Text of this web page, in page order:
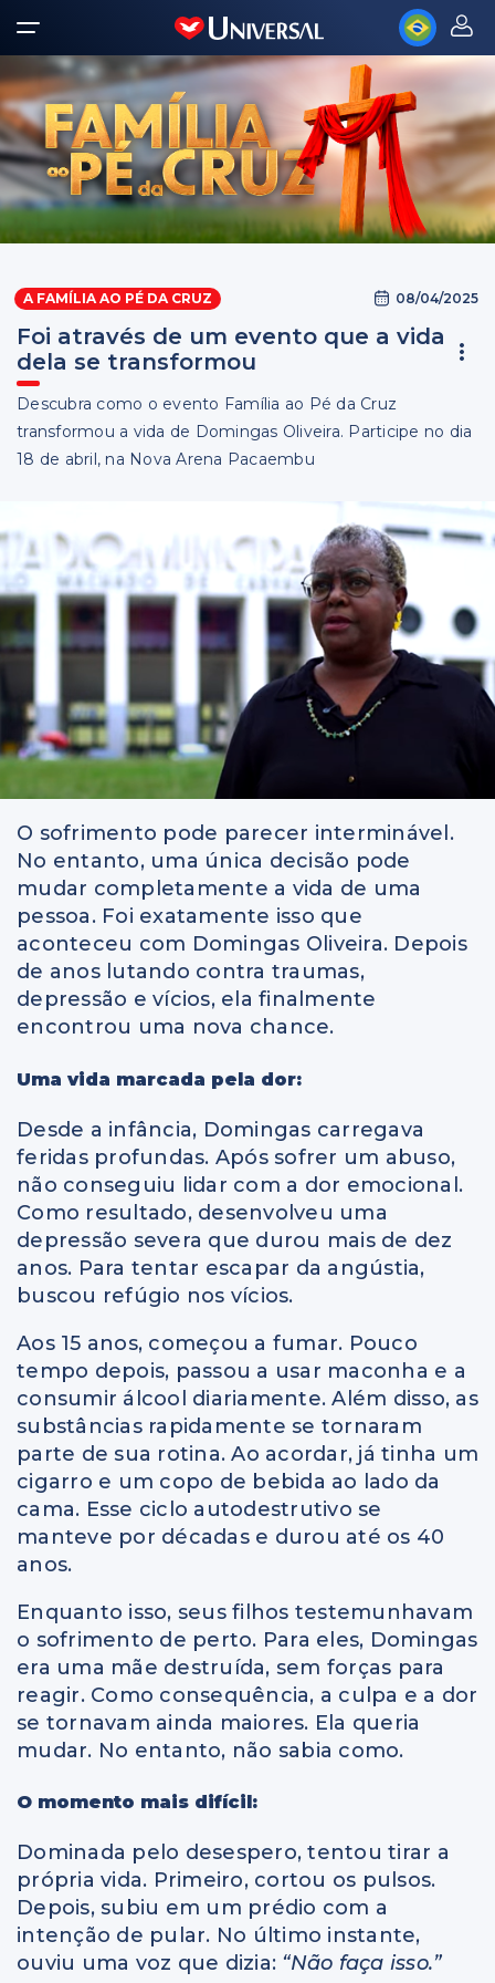
A FAMÍLIA AO PÉ DA CRUZ 08/04/2025
Foi através de um evento que a vida
dela se transformou
Descubra como o evento Família ao Pé da Cruz
transformou a vida de Domingas Oliveira. Participe no dia
18 de abril, na Nova Arena Pacaembu
O sofrimento pode parecer interminável.
No entanto, uma única decisão pode
mudar completamente a vida de uma
pessoa. Foi exatamente isso que
aconteceu com Domingas Oliveira. Depois
de anos lutando contra traumas,
depressão e vícios, ela finalmente
encontrou uma nova chance.
Uma vida marcada pela dor:
Desde a infância, Domingas carregava
feridas profundas. Após sofrer um abuso,
não conseguiu lidar com a dor emocional.
Como resultado, desenvolveu uma
depressão severa que durou mais de dez
anos. Para tentar escapar da angústia,
buscou refúgio nos vícios.
Aos 15 anos, começou a fumar. Pouco
tempo depois, passou a usar maconha e a
consumir álcool diariamente. Além disso, as
substâncias rapidamente se tornaram
parte de sua rotina. Ao acordar, já tinha um
cigarro e um copo de bebida ao lado da
cama. Esse ciclo autodestrutivo se
manteve por décadas e durou até os 40
anos.
Enquanto isso, seus filhos testemunhavam
o sofrimento de perto. Para eles, Domingas
era uma mãe destruída, sem forças para
reagir. Como consequência, a culpa e a dor
se tornavam ainda maiores. Ela queria
mudar. No entanto, não sabia como.
O momento mais difícil:
Dominada pelo desespero, tentou tirar a
própria vida. Primeiro, cortou os pulsos.
Depois, subiu em um prédio com a
intenção de pular. No último instante,
ouviu uma voz que dizia: “Não faça isso.”